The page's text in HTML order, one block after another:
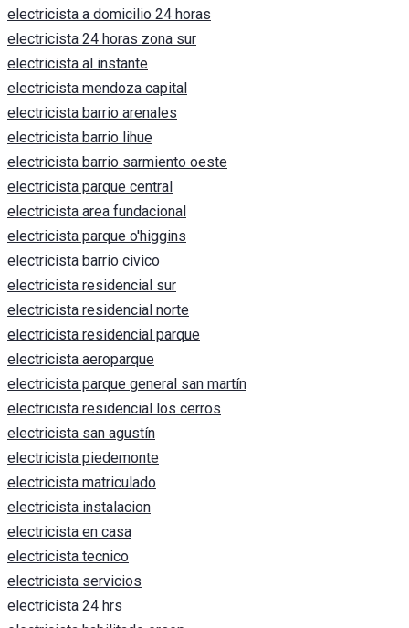
electricista a domicilio 24 horas
electricista 24 horas zona sur
electricista al instante
electricista mendoza capital
electricista barrio arenales
electricista barrio lihue
electricista barrio sarmiento oeste
electricista parque central
electricista area fundacional
electricista parque o'higgins
electricista barrio civico
electricista residencial sur
electricista residencial norte
electricista residencial parque
electricista aeroparque
electricista parque general san martín
electricista residencial los cerros
electricista san agustín
electricista piedemonte
electricista matriculado
electricista instalacion
electricista en casa
electricista tecnico
electricista servicios
electricista 24 hrs